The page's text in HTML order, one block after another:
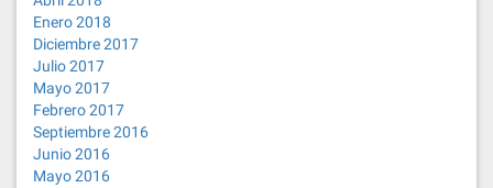
Enero 2018
Diciembre 2017
Julio 2017
Mayo 2017
Febrero 2017
Septiembre 2016
Junio 2016
Mayo 2016